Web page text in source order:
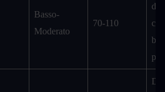
Basso-
Moderato
70-110